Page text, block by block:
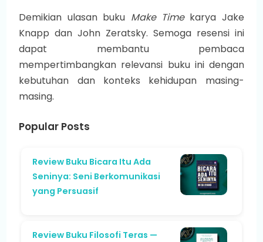
Demikian ulasan buku Make Timekarya Jake
Knapp dan John Zeratsky. Semoga resensi ini
dapat membantu pembaca
mempertimbangkan relevansi buku ini dengan
kebutuhan dan konteks kehidupan masing-
masing.
Popular Posts
Review Buku Bicara Itu Ada
Seninya: Seni Berkomunikasi
yang Persuasif
Review Buku Filosofi Teras —